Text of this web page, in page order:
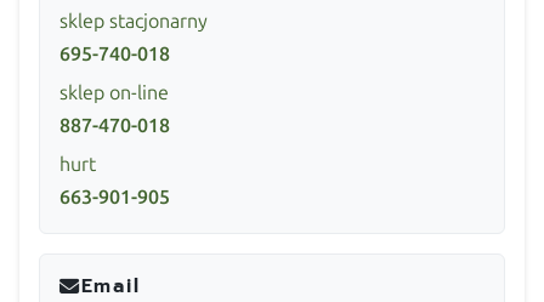
sklep stacjonarny
695-740-018
sklep on-line
887-470-018
hurt
663-901-905
Email